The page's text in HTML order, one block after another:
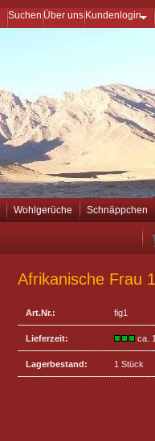
Suchen Über uns Kundenlogin
Wohlgerüche Schnäppchen
Afrikanische Frau 1
Art.Nr.: fig1
Lieferzeit: ca.
Lagerbestand: 1 Stück